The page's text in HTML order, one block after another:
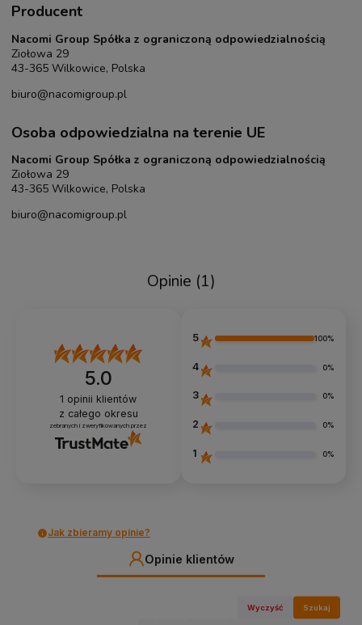
Producent
Nacomi Group Spółka z ograniczoną odpowiedzialnością
Ziołowa 29
43-365 Wilkowice, Polska
biuro@nacomigroup.pl
Osoba odpowiedzialna na terenie UE
Nacomi Group Spółka z ograniczoną odpowiedzialnością
Ziołowa 29
43-365 Wilkowice, Polska
biuro@nacomigroup.pl
Opinie (1)
5.0
1 opinii klientów
z całego okresu
zebranych i zweryfikowanych przez
5 100%
4 0%
3 0%
2 0%
1 0%
Jak zbieramy opinie?
Opinie klientów
Wyczyść Szukaj